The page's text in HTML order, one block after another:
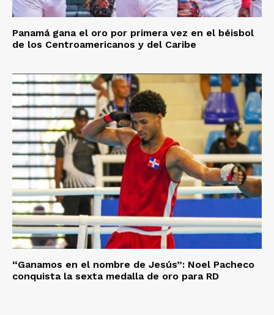
Panamá gana el oro por primera vez en el béisbol
de los Centroamericanos y del Caribe
“Ganamos en el nombre de Jesús”: Noel Pacheco
conquista la sexta medalla de oro para RD